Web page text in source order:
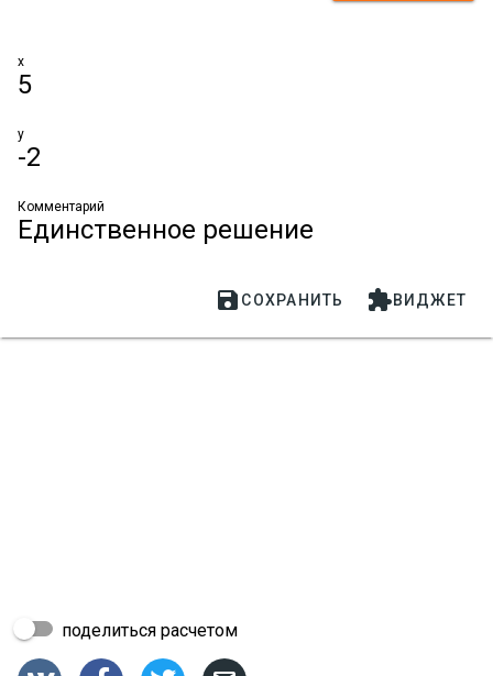
x
5
y
-2
Комментарий
Единственное решение
 СОХРАНИТЬ ВИДЖЕТ
поделиться расчетом